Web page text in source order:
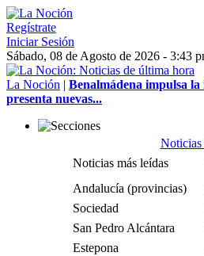
Regístrate
Iniciar Sesión
Sábado, 08 de Agosto de 2026 - 3:43
La Noción | Benalmádena impulsa
presenta nuevas...
Noticias
Noticias más leídas
Andalucía (provincias)
Sociedad
San Pedro Alcántara
Estepona